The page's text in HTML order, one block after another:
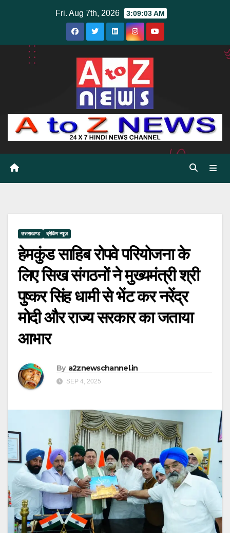
Fri. Aug 7th, 2026 3:09:05 AM
उत्तराखण्ड ब्रेकिंग न्यूज़
हेमकुंड साहिब रोपवे परियोजना के
लिए सिख संगठनों ने मुख्यमंत्री श्री
पुष्कर सिंह धामी से भेंट कर नरेंद्र
मोदी और राज्य सरकार का जताया
आभार
By a2znewschannel.in
SEP 4, 2025